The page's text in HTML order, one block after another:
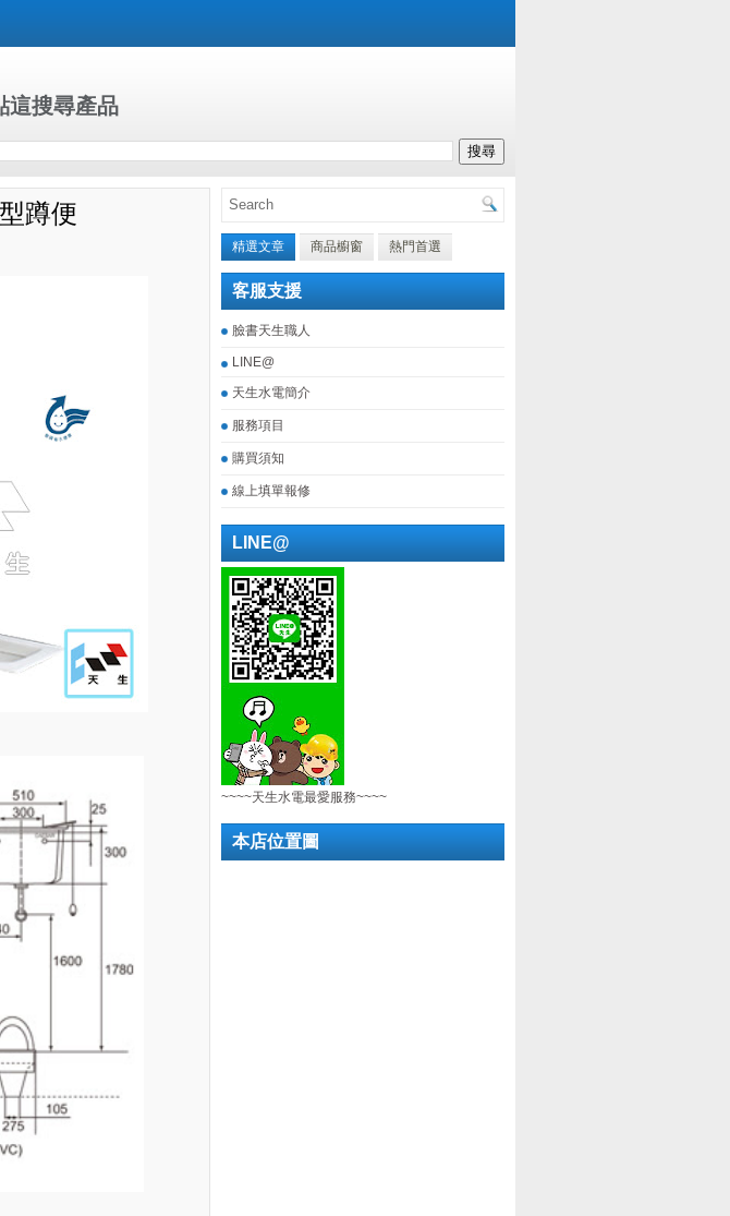
這搜尋產品
蹲便
精選文章 商品櫥窗 熱門首選
客服支援
臉書天生職人
LINE@
天生水電簡介
服務項目
購買須知
線上填單報修
LINE@
~~~~天生水電最愛服務~~~~
本店位置圖